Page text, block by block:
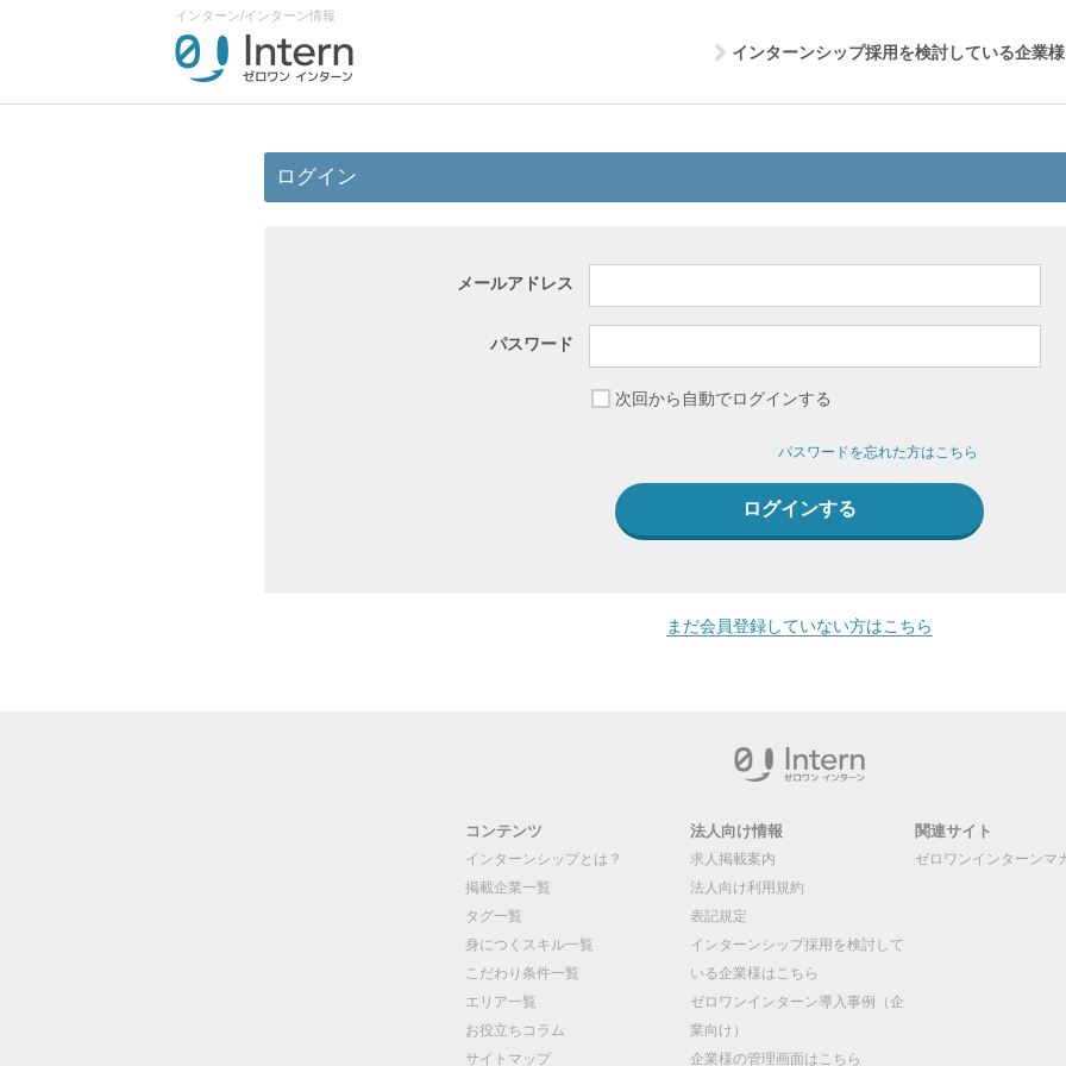
インターン/インターン情報
インターンシップ採用を検討している企業
ログイン
メールアドレス
パスワード
次回から自動でログインする
パスワードを忘れた方はこちら
まだ会員登録していない方はこちら
コンテンツ
インターンシップとは？
掲載企業一覧
タグ一覧
身につくスキル一覧
こだわり条件一覧
エリア一覧
お役立ちコラム
サイトマップ
法人向け情報
求人掲載案内
法人向け利用規約
表記規定
インターンシップ採用を検討して
いる企業様はこちら
ゼロワンインターン導入事例（企
業向け）
企業様の管理画面はこちら
関連サイト
ゼロワンインターンマ